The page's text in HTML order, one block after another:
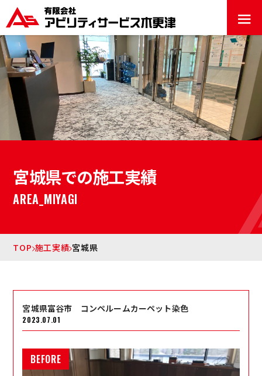
≡
宮城県での施工実績
AREA_MIYAGI
TOP 施工実績 宮城県
宮城県富谷市 コンペルームカーペット染色
2023.07.01